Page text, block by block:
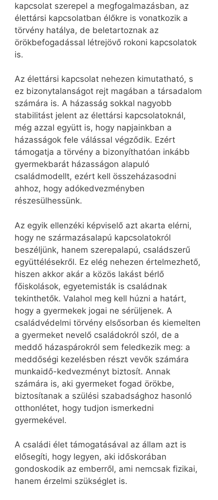
kapcsolat szerepel a megfogalmazásban, az
élettársi kapcsolatban élőkre is vonatkozik a
törvény hatálya, de beletartoznak az
örökbefogadással létrejövő rokoni kapcsolatok
is.
Az élettársi kapcsolat nehezen kimutatható, s
ez bizonytalanságot rejt magában a társadalom
számára is. A házasság sokkal nagyobb
stabilitást jelent az élettársi kapcsolatoknál,
még azzal együtt is, hogy napjainkban a
házasságok fele válással végződik. Ezért
támogatja a törvény a bizonyíthatóan inkább
gyermekbarát házasságon alapuló
családmodellt, ezért kell összeházasodni
ahhoz, hogy adókedvezményben
részesülhessünk.
Az egyik ellenzéki képviselő azt akarta elérni,
hogy ne származásalapú kapcsolatokról
beszéljünk, hanem szerepalapú, családszerű
együttélésekről. Ez elég nehezen értelmezhető,
hiszen akkor akár a közös lakást bérlő
főiskolások, egyetemisták is családnak
tekinthetők. Valahol meg kell húzni a határt,
hogy a gyermekek jogai ne sérüljenek. A
családvédelmi törvény elsősorban és kiemelten
a gyermeket nevelő családokról szól, de a
meddő házaspárokról sem feledkezik meg: a
meddőségi kezelésben részt vevők számára
munkaidő-kedvezményt biztosít. Annak
számára is, aki gyermeket fogad örökbe,
biztosítanak a szülési szabadsághoz hasonló
otthonlétet, hogy tudjon ismerkedni
gyermekével.
A családi élet támogatásával az állam azt is
elősegíti, hogy legyen, aki időskorában
gondoskodik az emberről, ami nemcsak fizikai,
hanem érzelmi szükséglet is.